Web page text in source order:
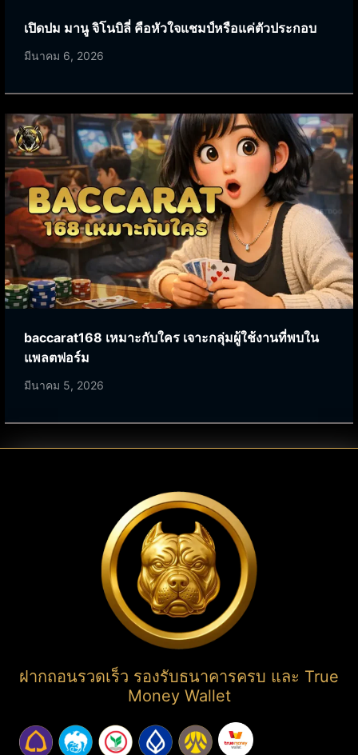
เปิดปม มานู จิโนบิลี่ คือหัวใจแชมป์หรือแค่ตัวประกอบ
มีนาคม 6, 2026
baccarat168 เหมาะกับใคร เจาะกลุ่มผู้ใช้งานที่พบใน
แพลตฟอร์ม
มีนาคม 5, 2026
ฝากถอนรวดเร็ว รองรับธนาคารครบ และ True
Money Wallet